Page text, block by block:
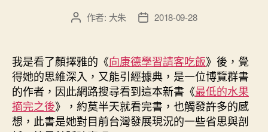
文
者
作者: 大朱
文
佈
日
期
2018-09-28
我是看了顏擇雅的《向康德學習請客吃飯》後，覺
得她的思維深入，又能引經據典，是一位博覽群書
的作者，因此網路搜尋看到這本新書《最低的水果
摘完之後》，約莫半天就看完書，也觸發許多的感
想，此書是她對目前台灣發展現況的一些省思與剖